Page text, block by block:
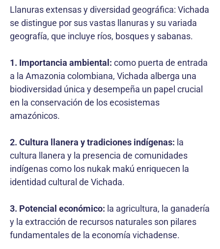
Llanuras extensas y diversidad geográfica: Vichada
se distingue por sus vastas llanuras y su variada
geografía, que incluye ríos, bosques y sabanas.
1. Importancia ambiental: como puerta de entrada
a la Amazonia colombiana, Vichada alberga una
biodiversidad única y desempeña un papel crucial
en la conservación de los ecosistemas
amazónicos.
2. Cultura llanera y tradiciones indígenas: la
cultura llanera y la presencia de comunidades
indígenas como los nukak makú enriquecen la
identidad cultural de Vichada.
3. Potencial económico: la agricultura, la ganadería
y la extracción de recursos naturales son pilares
fundamentales de la economía vichadense.